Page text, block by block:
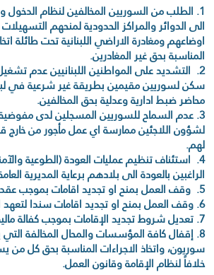
1. الطلب من السوريين المخالفين لنظام الدخول
الى الدوائر والمراكز الحدودية لمنحهم
اوضاعهم ومغادرة الاراضي اللبنانية تحت طائلة
المناسبة بحق غير المغادرين.
2. التشديد على المواطنين اللبنانيين عدم
سكن لسوريين مقيمين بطريقة غير شرعية في
محاضر ضبط ادارية وعدلية بحق المخالفين.
3. عدم السماح للسوريين المسجلين لدى
لشؤون اللاجئين ممارسة اي عمل مأجور من خارج
لهم.
4. استئناف تنظيم عمليات العودة (الطوعية
الراغبين بالعودة الى بلادهم برعاية المديرية
5. وقف العمل بمنح او تجديد اقامات بموجب عقد إيجار سكن.
6. وقف العمل بمنح او تجديد اقامات سندا لتعهد المسؤولية - شخصي.
7. تعديل شروط تجديد الإقامات بموجب كفالة مالية.
8. إقفال كافة المؤسسات والمحال المخالفة
سوريون، واتخاذ الاجراءات المناسبة بحق كل من
خلافاً لنظام الإقامة وقانون العمل.